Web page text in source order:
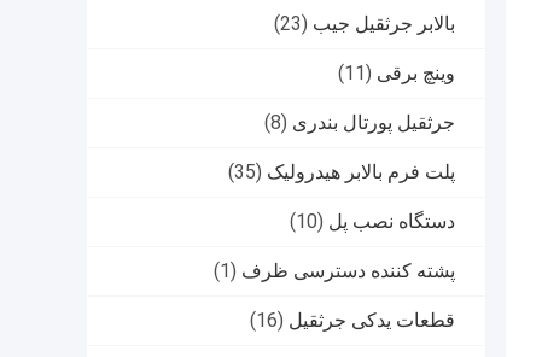
بالابر جرثقیل جیب (23)
وینچ برقی (11)
جرثقیل پورتال بندری (8)
پلت فرم بالابر هیدرولیک (35)
دستگاه نصب پل (10)
پشته کننده دسترسی ظرف (1)
قطعات یدکی جرثقیل (16)